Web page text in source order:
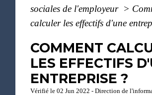
sociales de l'employeur >
calculer les effectifs d'une
COMMENT
LES EFFECTIFS
ENTREPRISE ?
Vérifié le 02 Jun 2022 - Direction de